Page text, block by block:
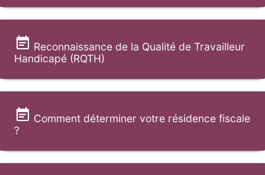
Reconnaissance de la Qualité de Travailleur
Handicapé (RQTH)
Comment déterminer votre résidence fiscale
?